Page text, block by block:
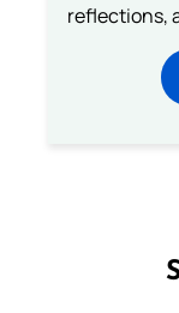
reflections,